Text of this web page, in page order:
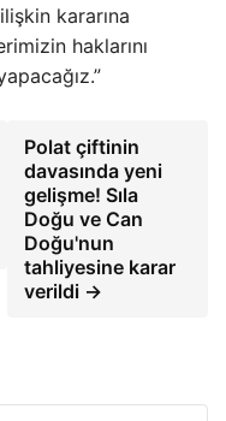
kararına
haklarını
Polat çiftinin
davasında yeni
gelişme! Sıla
Doğu ve Can
Doğu'nun
tahliyesine karar
verildi →